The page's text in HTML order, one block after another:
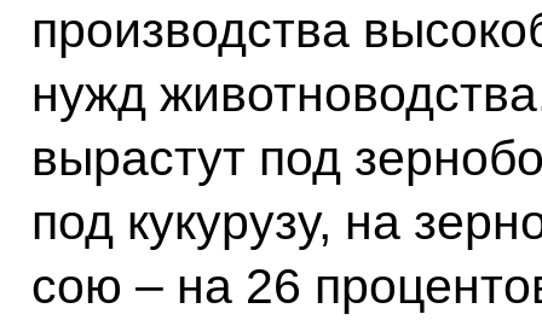
производства
нужд
вырастут под
под кукурузу, на
сою – на 26